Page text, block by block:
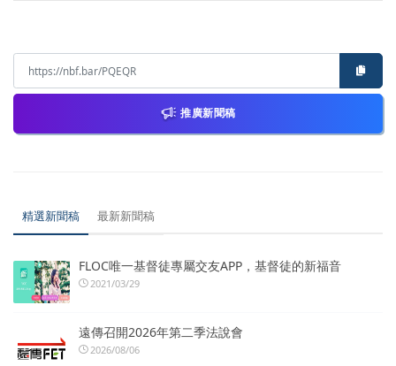
推廣新聞稿
精選新聞稿 最新新聞稿
FLOC唯一基督徒專屬交友APP，基督徒的新福音
2021/03/29
遠傳召開2026年第二季法說會
2026/08/06